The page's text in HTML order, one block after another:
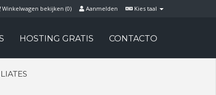
Kies taal
Aanmelden
Winkelwagen bekijken (0)
HOSTING GRATIS CONTACTO